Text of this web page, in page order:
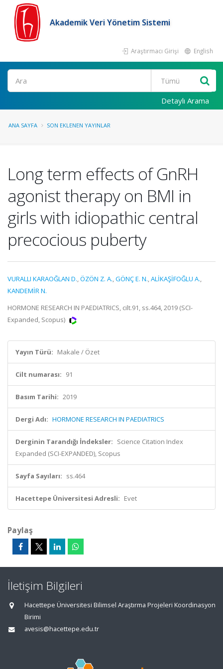
Akademik Veri Yönetim Sistemi
Araştırmacı Girişi English
Ara
Detaylı Arama
ANA SAYFA SON EKLENEN YAYINLAR
Long term effects of GnRH
agonist therapy on BMI in
girls with idiopathic central
precocious puberty
VURALLI KARAOĞLAN D.,ÖZÖN Z. A.,GÖNÇ E. N.,ALİKAŞİFOĞLU A.,
KANDEMİR N.
HORMONE RESEARCH IN PAEDIATRICS, cilt.91, ss.464, 2019 (SCI-
Expanded, Scopus)
Yayın Türü: Makale / Özet
Cilt numarası: 91
Basım Tarihi: 2019
Dergi Adı: HORMONE RESEARCH IN PAEDIATRICS
Derginin Tarandığı İndeksler: Science Citation Index
Expanded (SCI-EXPANDED), Scopus
Sayfa Sayıları: ss.464
Hacettepe Üniversitesi Adresli: Evet
Paylaş
İletişim Bilgileri
Hacettepe Üniversitesi Bilimsel Araştırma Projeleri Koordinasyon
Birimi
avesis@hacettepe.edu.tr